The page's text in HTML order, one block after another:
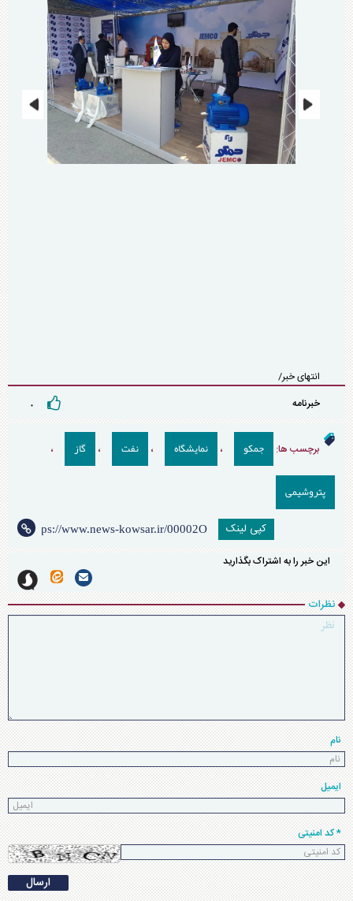
انتهای خبر/
خبرنامه
۰
برچسب ها: جمکو ، نمایشگاه ، نفت ، گاز ،
پتروشیمی
کپی لینک
این خبر را به اشتراک بگذارید
نظرات
نام
ایمیل
* کد امنیتی